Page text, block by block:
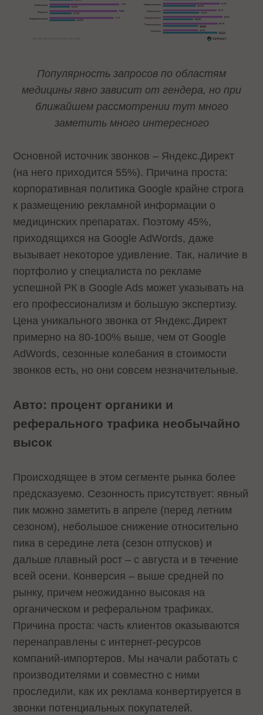
Популярность запросов по областям
медицины явно зависит от гендера, но при
ближайшем рассмотрении тут много
заметить много интересного
Основной источник звонков – Яндекс.Директ
(на него приходится 55%). Причина проста:
корпоративная политика Google крайне строга
к размещению рекламной информации о
медицинских препаратах. Поэтому 45%,
приходящихся на Google AdWords, даже
вызывает некоторое удивление. Так, наличие в
портфолио у специалиста по рекламе
успешной РК в Google Ads может указывать на
его профессионализм и большую экспертизу.
Цена уникального звонка от Яндекс.Директ
примерно на 80-100% выше, чем от Google
AdWords, сезонные колебания в стоимости
звонков есть, но они совсем незначительные.
Авто: процент органики и
реферального трафика необычайно
высок
Происходящее в этом сегменте рынка более
предсказуемо. Сезонность присутствует: явный
пик можно заметить в апреле (перед летним
сезоном), небольшое снижение относительно
пика в середине лета (сезон отпусков) и
дальше плавный рост – с августа и в течение
всей осени. Конверсия – выше средней по
рынку, причем неожиданно высокая на
органическом и реферальном трафиках.
Причина проста: часть клиентов оказываются
перенаправлены с интернет-ресурсов
компаний-импортеров. Мы начали работать с
производителями и совместно с ними
проследили, как их реклама конвертируется в
звонки потенциальных покупателей.